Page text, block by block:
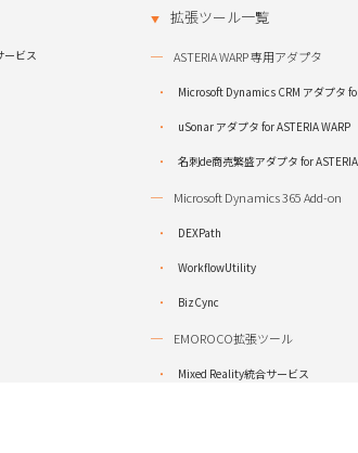
ービス
拡張ツール一覧
ASTERIA WARP 専用アダプタ
Microsoft Dynamics CRM アダプタ
uSonar アダプタ for ASTERIA WARP
名刺de商売繁盛アダプタ for
Microsoft Dynamics 365 Add-on
DEXPath
WorkflowUtility
BizCync
EMOROCO拡張ツール
Mixed Reality統合サービス